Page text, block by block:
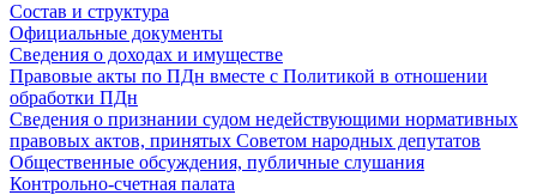
Состав и структура
Официальные документы
Сведения о доходах и имуществе
Правовые акты по ПДн вместе с Политикой в отношении
обработки ПДн
Сведения о признании судом недействующими нормативных
правовых актов, принятых Советом народных депутатов
Общественные обсуждения, публичные слушания
Контрольно-счетная палата